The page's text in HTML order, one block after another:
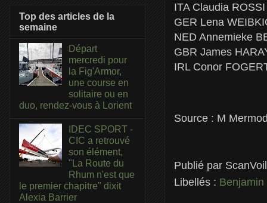
ITA Claudia
GER Lena
NED Annemieke
GBR James
IRL Conor
Source : M Mermod
Publié par
Libellés : Benjamin
Top des articles de la
semaine
Départ
mercredi pour
la Fig'Armor,
une course en
solitaire ou en
duo, rendez-vous à Lorient
IDEC SPORT -
CIC a retrouvé
son élément,
"La Route du
Rhum n'est que
le premier chapitre" dixit
Alexia Barrier